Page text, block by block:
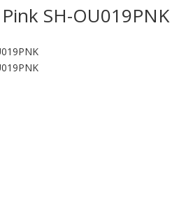
SH-OU019PNK